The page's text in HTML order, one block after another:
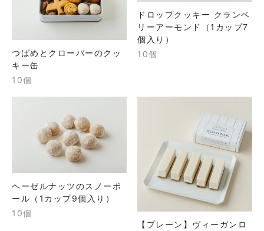
つばめとクローバーのクッ
キー缶
10個
ドロップクッキー クランベ
リーアーモンド（1カップ7
個入り）
10個
ヘーゼルナッツのスノーボ
ール（1カップ9個入り）
10個
【プレーン】ヴィーガンロ